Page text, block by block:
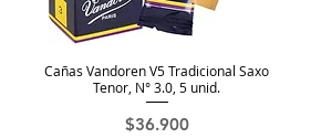
Vista rápida
Cañas Vandoren V5 Tradicional Saxo
Tenor, N° 3.0, 5 unid.
Precio
$36.900